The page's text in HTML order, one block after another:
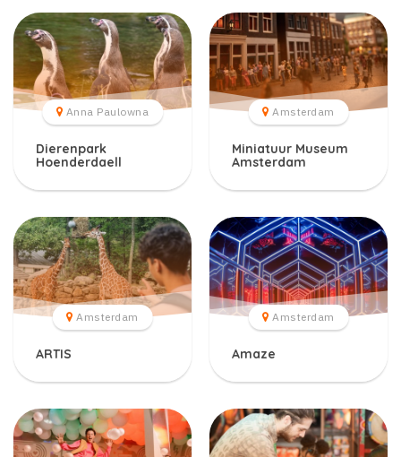
Anna Paulowna
Dierenpark
Hoenderdaell
Amsterdam
Miniatuur Museum
Amsterdam
Amsterdam
ARTIS
Amsterdam
Amaze